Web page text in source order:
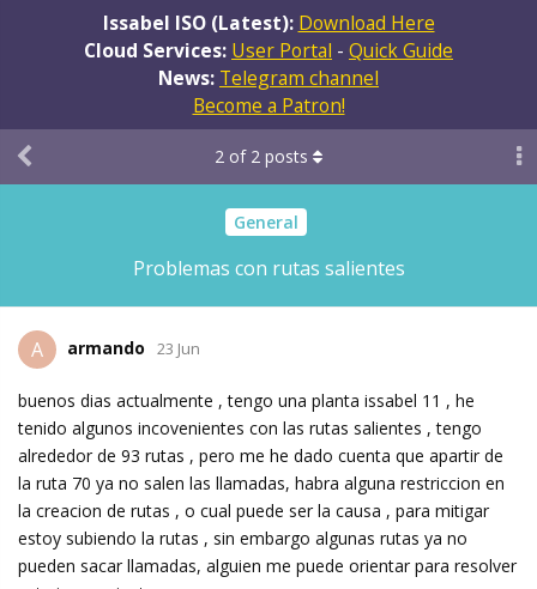
Issabel ISO (Latest): Download Here
Cloud Services: User Portal - Quick Guide
News: Telegram channel
Become a Patron!
General
Problemas con rutas salientes
2 of 2 posts
A armando 23 Jun
buenos dias actualmente , tengo una planta issabel 11 , he
tenido algunos incovenientes con las rutas salientes , tengo
alrededor de 93 rutas , pero me he dado cuenta que apartir de
la ruta 70 ya no salen las llamadas, habra alguna restriccion en
la creacion de rutas , o cual puede ser la causa , para mitigar
estoy subiendo la rutas , sin embargo algunas rutas ya no
pueden sacar llamadas, alguien me puede orientar para resolver